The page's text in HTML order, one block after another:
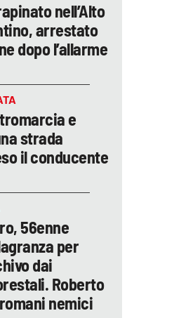
nell’Alto
arrestato
dopo l’allarme
e
strada
il conducente
56enne
per
dai
Roberto
nemici